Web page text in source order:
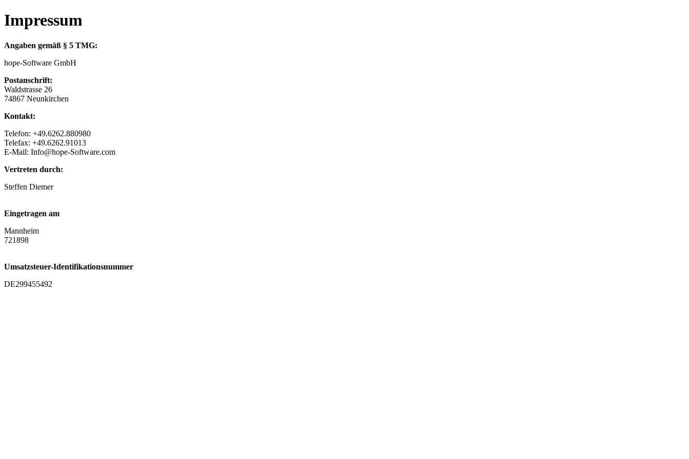
Impressum
Angaben gemäß § 5 TMG:
hope-Software GmbH
Postanschrift:
Waldstrasse 26
74867 Neunkirchen
Kontakt:
Telefon: +49.6262.880980
Telefax: +49.6262.91013
E-Mail: Info@hope-Software.com
Vertreten durch:
Steffen Diemer
Eingetragen am
Mannheim
721898
Umsatzsteuer-Identifikationsnummer
DE299455492